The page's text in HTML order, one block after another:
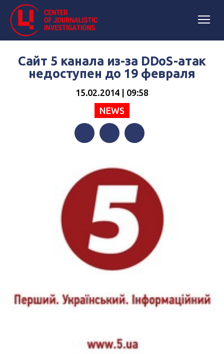
Сайт 5 канала из-за DDоS-атак
недоступен до 19 февраля
15.02.2014 | 09:58
NEWS